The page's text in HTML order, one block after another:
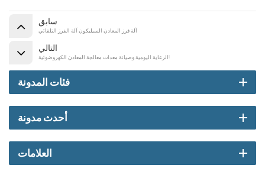
سابق
آلة فرز المعادن السيليكون آلة الفرز التلقائي
التالي
الرعاية اليومية وصيانة معدات معالجة المعادن الكهروضوئية!
فئات المدونة
أحدث مدونة
العلامات